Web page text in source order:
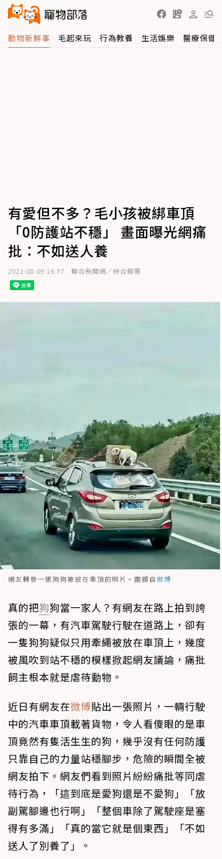
動物新鮮事 毛起來玩 行為教養 生活娛樂 醫療保健
有愛但不多？毛小孩被綁車頂
「0防護站不穩」 畫面曝光網痛
批：不如送人養
2023-08-09 16:37 聯合新聞網／綜合報導
網友轉發一張狗狗被放在車頂的照片。圖擷自 微博
真的把狗狗當一家人？有網友在路上拍到誇
張的一幕，有汽車駕駛行駛在道路上，卻有
一隻狗狗疑似只用牽繩被放在車頂上，幾度
被風吹到站不穩的模樣掀起網友議論，痛批
飼主根本就是虐待動物。
近日有網友在微博貼出一張照片，一輛行駛
中的汽車車頂載著貨物，令人看傻眼的是車
頂竟然有隻活生生的狗，幾乎沒有任何防護
只靠自己的力量站穩腳步，危險的瞬間全被
網友拍下。網友們看到照片紛紛痛批等同虐
待行為，「這到底是愛狗還是不愛狗」「放
副駕腳邊也行啊」「整個車除了駕駛座是塞
得有多滿」「真的當它就是個東西」「不如
送人了別養了」。